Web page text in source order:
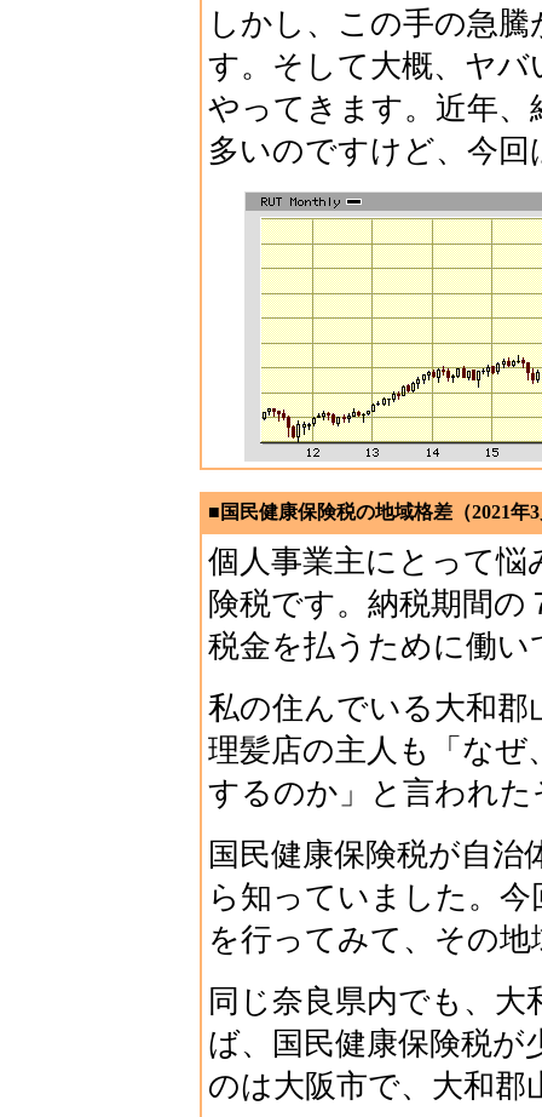
しかし、この手の急
す。そして大概、ヤ
やってきます。近年
多いのですけど、今
■国民健康保険税の地域格差（2021年
個人事業主にとって悩
険税です。納税期間
税金を払うために働い
私の住んでいる大和郡
理髪店の主人も「な
するのか」と言われ
国民健康保険税が自
ら知っていました。
を行ってみて、その
同じ奈良県内でも、
ば、国民健康保険税
のは大阪市で、大和